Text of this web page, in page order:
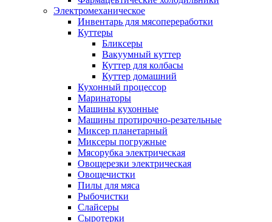
Электромеханическое
Инвентарь для мясопереработки
Куттеры
Бликсеры
Вакуумный куттер
Куттер для колбасы
Куттер домашний
Кухонный процессор
Маринаторы
Машины кухонные
Машины протирочно-резательные
Миксер планетарный
Миксеры погружные
Мясорубка электрическая
Овощерезки электрическая
Овощечистки
Пилы для мяса
Рыбочистки
Слайсеры
Сыротерки